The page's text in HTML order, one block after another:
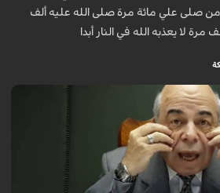
صلى علي مائة مرة صلى الله عليه ألف
لا يعذبه الله في النار أبدا